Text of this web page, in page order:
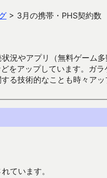
> 3月の携帯・PHS契約数
況やアプリ（無料ゲーム
をアップしています。
る技術的なことも時々アッ
ています。